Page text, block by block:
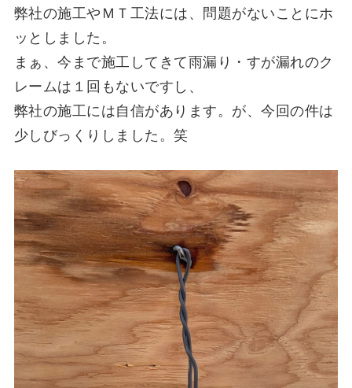
弊社の施工やＭＴ工法には、問題がないことにホ
ッとしました。
まぁ、今まで施工してきて雨漏り・すが漏れのク
レームは１回もないですし、
弊社の施工には自信があります。が、今回の件は
少しびっくりしました。笑